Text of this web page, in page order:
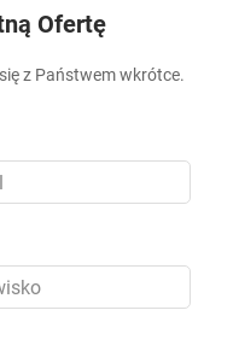
Ofertę
z Państwem wkrótce.